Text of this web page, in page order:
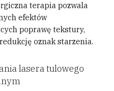
terapia pozwala
efektów
poprawę tekstury,
oznak starzenia.
lasera tulowego